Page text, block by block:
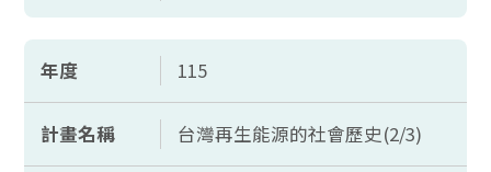
年度 115
計畫名稱 台灣再生能源的社會歷史(2/3)